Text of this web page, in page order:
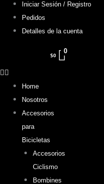
Iniciar Sesión / Registro
Pedidos
Detalles de la cuenta
$0
0
Home
Nosotros
Accesorios
para
Bicicletas
Accesorios
Ciclismo
Bombines